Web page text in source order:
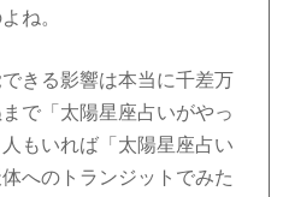
ね。
きる影響は本当に千差万
で「太陽星座占いがやっ
もいれば「太陽星座占い
へのトランジットでみた